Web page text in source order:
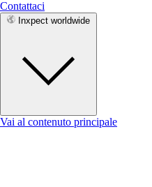
Contattaci
Inxpect worldwide
Vai al contenuto principale